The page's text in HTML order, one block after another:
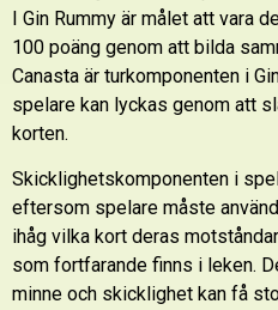
I Gin Rummy är målet att vara
100 poäng genom att bilda
Canasta är turkomponenten i
spelare kan lyckas genom att
korten.
Skicklighetskomponenten i
eftersom spelare måste
ihåg vilka kort deras
som fortfarande finns i leken.
minne och skicklighet kan få